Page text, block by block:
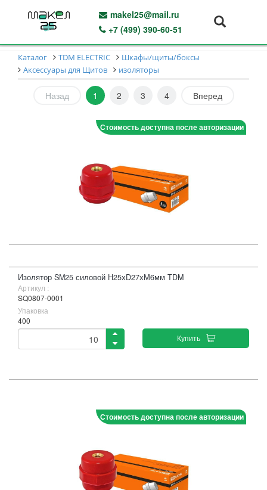
makel25@mail.ru
+7 (499) 390-60-51
Каталог TDM ELECTRIC
Шкафы/щиты/боксы
Аксессуары для Щитов
изоляторы
Назад 1 2 3 4 Вперед
Стоимость доступна после авторизации
Изолятор SM25 силовой Н25хD27хМ6мм TDM
Артикул :
SQ0807-0001
Упаковка
400
Купить
Стоимость доступна после авторизации